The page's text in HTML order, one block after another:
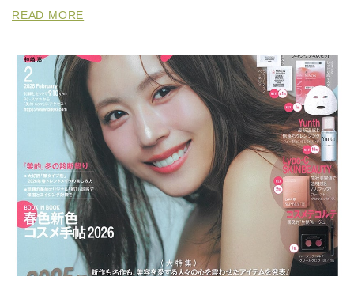
READ MORE